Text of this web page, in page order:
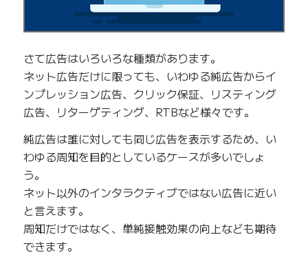
さて広告はいろいろな種類があります。
ネット広告だけに限っても、いわゆる純広告からイ
ンプレッション広告、クリック保証、リスティング
広告、リターゲティング、RTBなど様々です。
純広告は誰に対しても同じ広告を表示するため、い
わゆる周知を目的としているケースが多いでしょ
う。
ネット以外のインタラクティブではない広告に近い
と言えます。
周知だけではなく、単純接触効果の向上なども期待
できます。